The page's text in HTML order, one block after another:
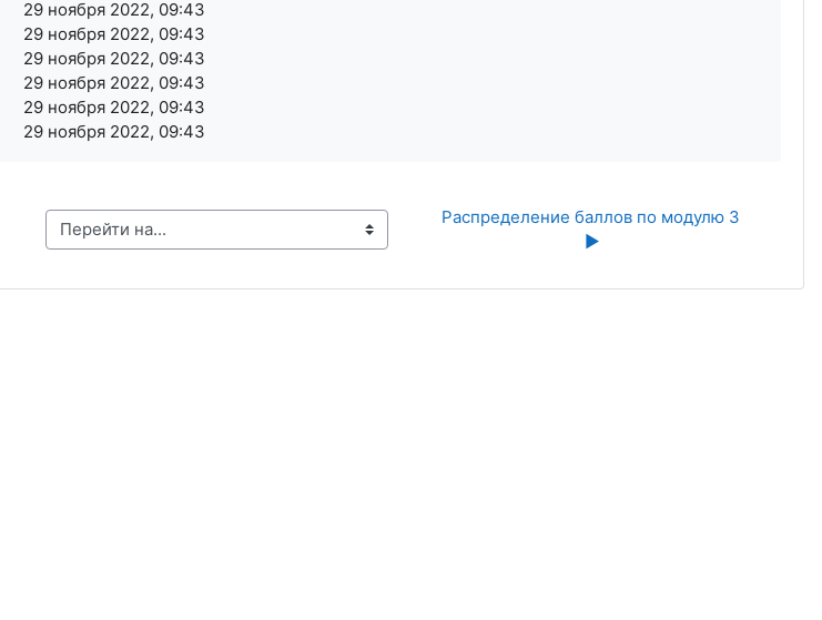
29 ноября 2022, 09:43
29 ноября 2022, 09:43
29 ноября 2022, 09:43
29 ноября 2022, 09:43
29 ноября 2022, 09:43
29 ноября 2022, 09:43
Перейти на...
Распределение баллов по модулю 3
▶︎